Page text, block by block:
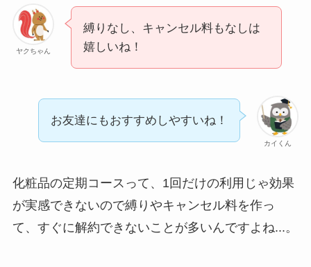
ニューZの解約まと
い時の裏ワザ
解約できない？バロ
ニーを電話から解約
する方法を完全攻略
ヤクちゃん
縛りなし、キャンセル料もなしは
嬉しいね！
カイくん
お友達にもおすすめしやすいね！
化粧品の定期コースって、1回だけの利用じゃ効果
が実感できないので縛りやキャンセル料を作っ
て、すぐに解約できないことが多いんですよね...。